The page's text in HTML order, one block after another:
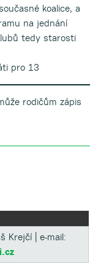
koalice, a
na jednání
tedy starosti
pro 13
rodičům zápis
Krejčí | e-mail: